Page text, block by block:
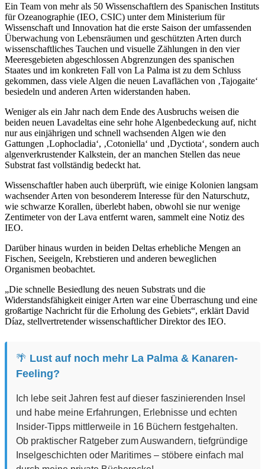
Ein Team von mehr als 50 Wissenschaftlern des Spanischen Instituts
für Ozeanographie (IEO, CSIC) unter dem Ministerium für
Wissenschaft und Innovation hat die erste Saison der umfassenden
Überwachung von Lebensräumen und geschützten Arten durch
wissenschaftliches Tauchen und visuelle Zählungen in den vier
Meeresgebieten abgeschlossen Abgrenzungen des spanischen
Staates und im konkreten Fall von La Palma ist zu dem Schluss
gekommen, dass viele Algen die neuen Lavaflächen von ‚Tajogaite‘
besiedeln und anderen Arten widerstanden haben.
Weniger als ein Jahr nach dem Ende des Ausbruchs weisen die
beiden neuen Lavadeltas eine sehr hohe Algenbedeckung auf, nicht
nur aus einjährigen und schnell wachsenden Algen wie den
Gattungen ‚Lophocladia‘, ‚Cotoniella‘ und ‚Dyctiota‘, sondern auch
algenverkrustender Kalkstein, der an manchen Stellen das neue
Substrat fast vollständig bedeckt hat.
Wissenschaftler haben auch überprüft, wie einige Kolonien langsam
wachsender Arten von besonderem Interesse für den Naturschutz,
wie schwarze Korallen, überlebt haben, obwohl sie nur wenige
Zentimeter von der Lava entfernt waren, sammelt eine Notiz des
IEO.
Darüber hinaus wurden in beiden Deltas erhebliche Mengen an
Fischen, Seeigeln, Krebstieren und anderen beweglichen
Organismen beobachtet.
„Die schnelle Besiedlung des neuen Substrats und die
Widerstandsfähigkeit einiger Arten war eine Überraschung und eine
großartige Nachricht für die Erholung des Gebiets“, erklärt David
Díaz, stellvertretender wissenschaftlicher Direktor des IEO.
🌴 Lust auf noch mehr La Palma & Kanaren-
Feeling?
Ich lebe seit Jahren fest auf dieser faszinierenden Insel
und habe meine Erfahrungen, Erlebnisse und echten
Insider-Tipps mittlerweile in 16 Büchern festgehalten.
Ob praktischer Ratgeber zum Auswandern, tiefgründige
Inselgeschichten oder Maritimes – stöbere einfach mal